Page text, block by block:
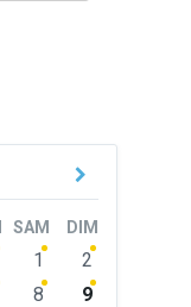
Next
SAM DIM
1
2
8
9